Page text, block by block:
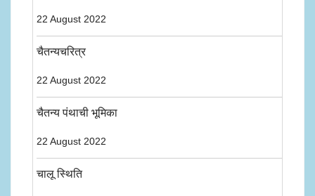
22 August 2022
चैतन्यचरित्र
22 August 2022
चैतन्य पंथाची भूमिका
22 August 2022
चालू स्थिति